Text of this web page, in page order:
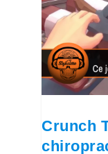
Crunch